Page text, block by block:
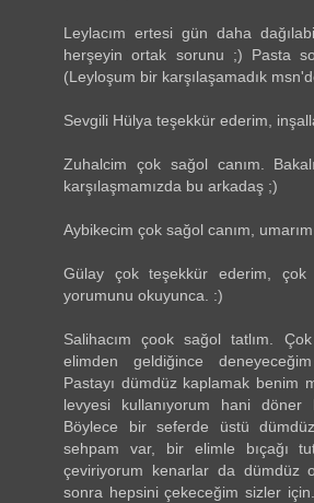
Leylacım ertesi gün daha
herşeyin ortak sorunu ;) Pasta
(Leyloşum bir karşılaşamadık
Sevgili Hülya teşekkür ederim,
Zuhalcim çok sağol canım.
karşılaşmamızda bu arkadaş ;)
Aybikecim çok sağol canım,
Gülay çok teşekkür ederim,
yorumunu okuyunca. :)
Salihacım çook sağol tatlım.
elimden geldiğince
Pastayı dümdüz kaplamak benim
levyesi kullanıyorum hani döner
Böylece bir seferde üstü
sehpam var, bir elimle bıçağı
çeviriyorum kenarlar da dümdüz
sonra hepsini çekeceğim sizler